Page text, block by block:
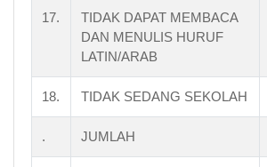
17.
TIDAK DAPAT MEMBACA
DAN MENULIS HURUF
LATIN/ARAB
18. TIDAK SEDANG SEKOLAH
. JUMLAH